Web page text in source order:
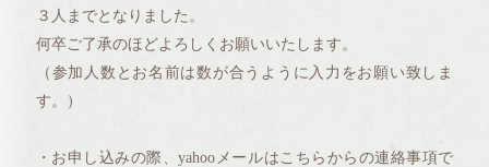
３人までとなりました。
何卒ご了承のほどよろしくお願いいたします。
（参加人数とお名前は数が合うように入力をお願い致しま
す。）
・お申し込みの際、yahooメールはこちらからの連絡事項で